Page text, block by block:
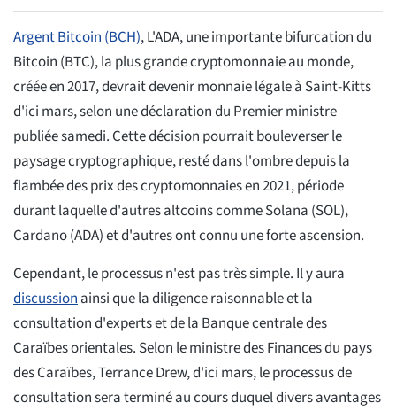
Argent Bitcoin (BCH), L'ADA, une importante bifurcation du
Bitcoin (BTC), la plus grande cryptomonnaie au monde,
créée en 2017, devrait devenir monnaie légale à Saint-Kitts
d'ici mars, selon une déclaration du Premier ministre
publiée samedi. Cette décision pourrait bouleverser le
paysage cryptographique, resté dans l'ombre depuis la
flambée des prix des cryptomonnaies en 2021, période
durant laquelle d'autres altcoins comme Solana (SOL),
Cardano (ADA) et d'autres ont connu une forte ascension.
Cependant, le processus n'est pas très simple. Il y aura
discussionainsi que la diligence raisonnable et la
consultation d'experts et de la Banque centrale des
Caraïbes orientales. Selon le ministre des Finances du pays
des Caraïbes, Terrance Drew, d'ici mars, le processus de
consultation sera terminé au cours duquel divers avantages